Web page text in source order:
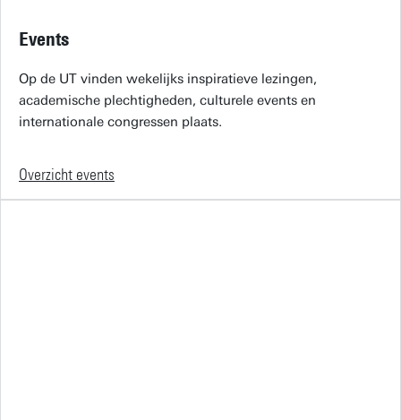
Events
Op de UT vinden wekelijks inspiratieve lezingen,
academische plechtigheden, culturele events en
internationale congressen plaats.
Overzicht events